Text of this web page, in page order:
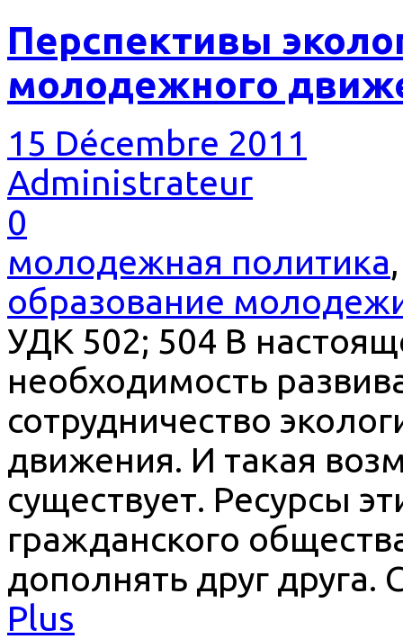
Перспективы
молодежного
15 Décembre 2011
Administrateur
0
молодежная политика
образование
УДК 502; 504 В
необходимость
сотрудничество
движения. И такая
существует. Ресурсы
гражданского
дополнять друг друга.
Plus